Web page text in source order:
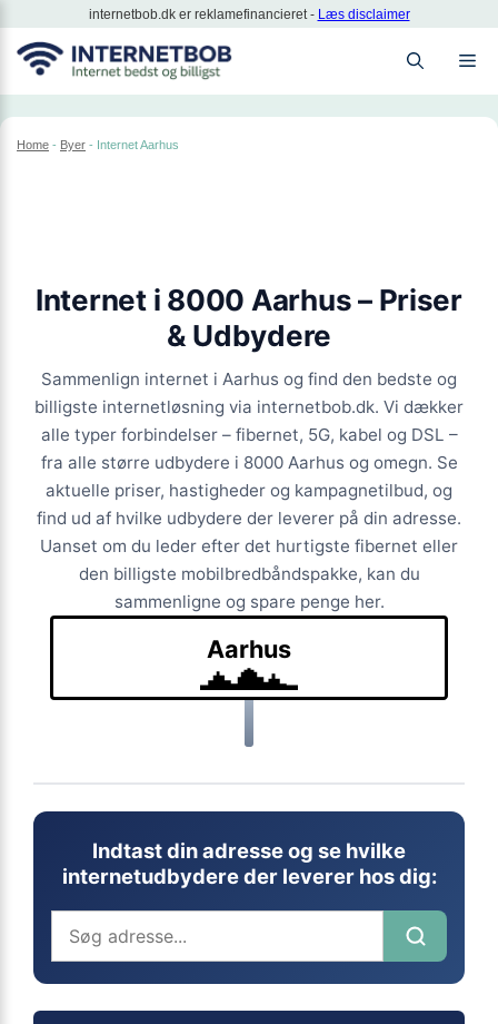
indhold
internetbob.dk er reklamefinancieret - Læs disclaimer
Home - Byer - Internet Aarhus
Internet i 8000 Aarhus– Priser
& Udbydere
Sammenlign internet i Aarhus og find den bedste og
billigste internetløsning via internetbob.dk. Vi dækker
alle typer forbindelser – fibernet, 5G, kabel og DSL –
fra alle større udbydere i 8000 Aarhus og omegn. Se
aktuelle priser, hastigheder og kampagnetilbud, og
find ud af hvilke udbydere der leverer på din adresse.
Uanset om du leder efter det hurtigste fibernet eller
den billigste mobilbredbåndspakke, kan du
sammenligne og spare penge her.
Aarhus
Indtast din adresse og se hvilke
internetudbydere der leverer hos dig: